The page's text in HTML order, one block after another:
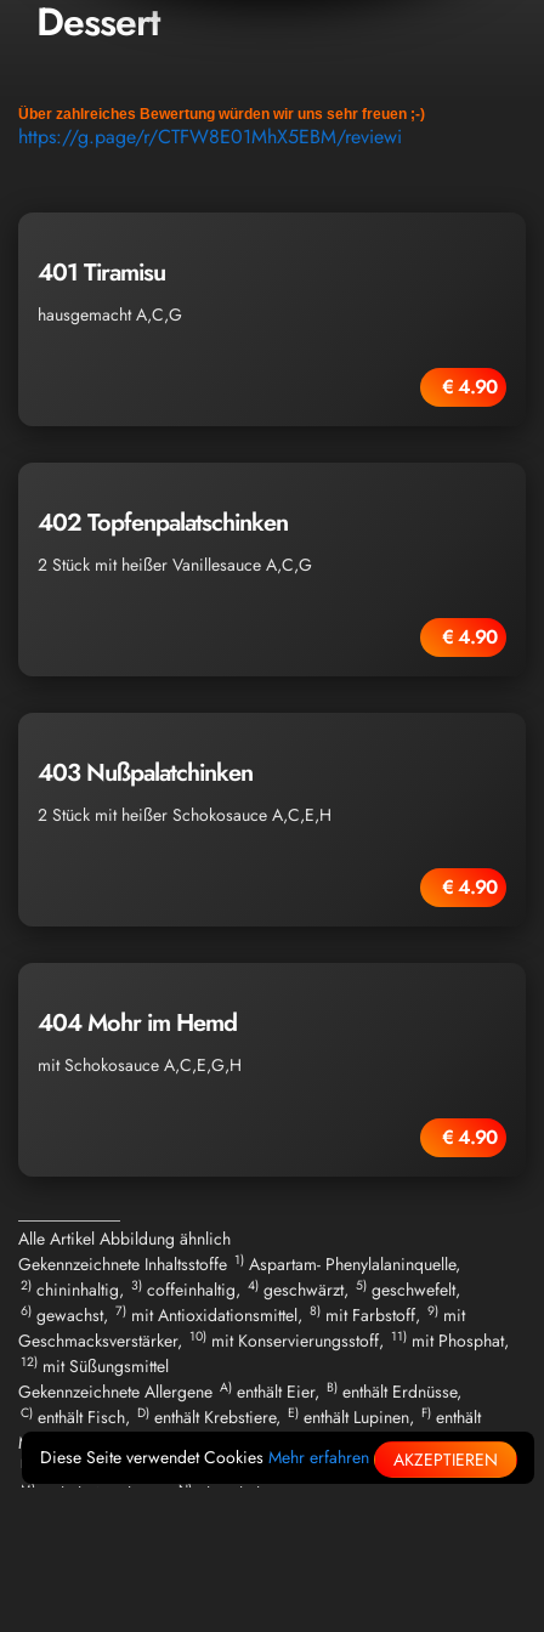
Dessert
Über zahlreiches Bewertung würden wir uns sehr freuen ;-)
https://g.page/r/CTFW8E01MhX5EBM/reviewi
401 Tiramisu
hausgemacht A,C,G
€ 4.90
402 Topfenpalatschinken
2 Stück mit heißer Vanillesauce A,C,G
€ 4.90
403 Nußpalatchinken
2 Stück mit heißer Schokosauce A,C,E,H
€ 4.90
404 Mohr im Hemd
mit Schokosauce A,C,E,G,H
€ 4.90
Alle Artikel Abbildung ähnlich
Gekennzeichnete Inhaltsstoffe 1) Aspartam- Phenylalaninquelle,
2) chininhaltig, 3) coffeinhaltig, 4) geschwärzt, 5) geschwefelt,
6) gewachst, 7) mit Antioxidationsmittel, 8) mit Farbstoff, 9) mit
Geschmacksverstärker, 10) mit Konservierungsstoff, 11) mit Phosphat,
12) mit Süßungsmittel
Gekennzeichnete Allergene A) enthält Eier, B) enthält Erdnüsse,
C) enthält Fisch, D) enthält Krebstiere, E) enthält Lupinen, F) enthält
Milch,
enthält Schwefeldioxid Sulfite,
I) enthält Sellerie, J)enthält Senf,K) enthält Sesamsamen, L)enthält Soja,
M) enthält Weichtiere, N) glutenhaltig
Diese Seite verwendet Cookies Mehr erfahren AKZEPTIEREN